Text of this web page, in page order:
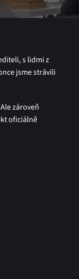
s lidmi z
jsme strávili
zároveň
oficiálně